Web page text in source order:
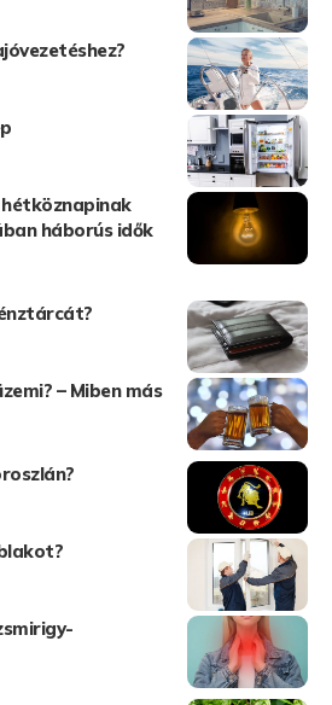
háborús idők
– Miben más